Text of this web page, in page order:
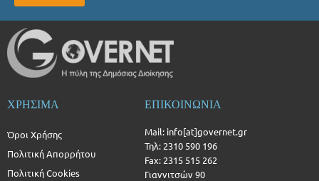
ΧΡΗΣΙΜΑ
Όροι Χρήσης
Πολιτική Απορρήτου
Πολιτική Cookies
ΕΠΙΚΟΙΝΩΝΙΑ
Mail: info[at]governet.gr
Τηλ: 2310 590 196
Fax: 2315 515 262
Γιαννιτσών 90